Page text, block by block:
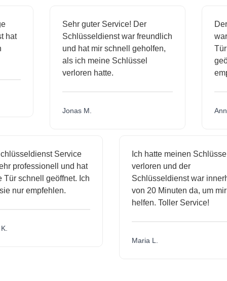
hat
Sehr guter Service! Der
Schlüsseldienst war freundlich
und hat mir schnell geholfen,
als ich meine Schlüssel
verloren hatte.
Jonas M.
Service
professionell und hat
schnell geöffnet. Ich
nur empfehlen.
Ich hatte meinen Schlüssel
verloren und der
Schlüsseldienst war
von 20 Minuten da, um mir
helfen. Toller Service!
Maria L.